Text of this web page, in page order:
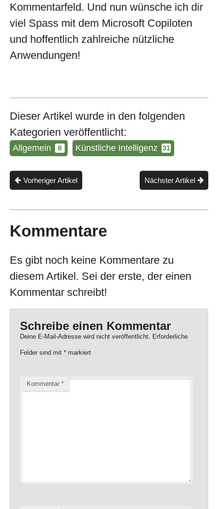
Kommentarfeld. Und nun wünsche ich dir
viel Spass mit dem Microsoft Copiloten
und hoffentlich zahlreiche nützliche
Anwendungen!
Dieser Artikel wurde in den folgenden
Kategorien veröffentlicht:
Allgemein 8 Künstliche Intelligenz 31
Nächster Artikel
Vorheriger Artikel
Kommentare
Es gibt noch keine Kommentare zu
diesem Artikel. Sei der erste, der einen
Kommentar schreibt!
Schreibe einen Kommentar
Deine E-Mail-Adresse wird nicht veröffentlicht. Erforderliche
Felder sind mit * markiert
Kommentar *